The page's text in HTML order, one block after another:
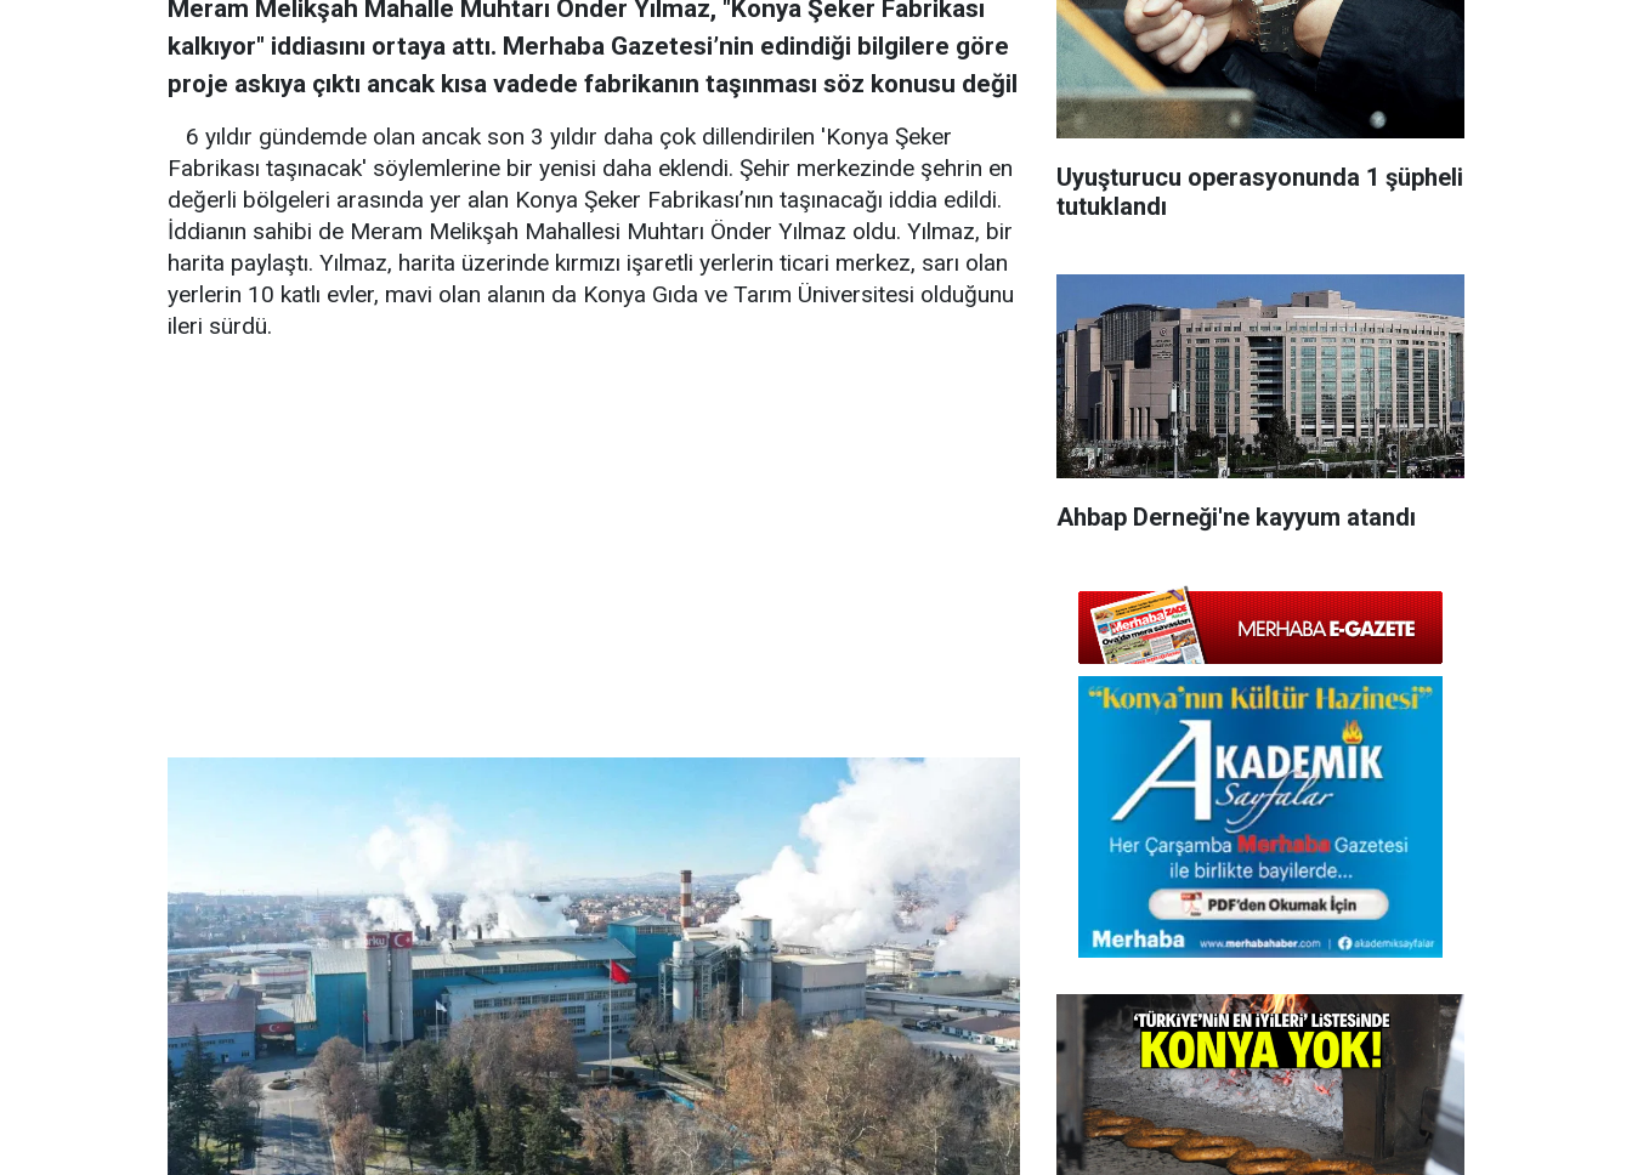
Meram Melikşah Mahalle Muhtarı Önder Yılmaz, "Konya Şeker Fabrikası
kalkıyor" iddiasını ortaya attı. Merhaba Gazetesi’nin edindiği bilgilere göre
proje askıya çıktı ancak kısa vadede fabrikanın taşınması söz konusu değil
6 yıldır gündemde olan ancak son 3 yıldır daha çok dillendirilen 'Konya Şeker
Fabrikası taşınacak' söylemlerine bir yenisi daha eklendi. Şehir merkezinde şehrin en
değerli bölgeleri arasında yer alan Konya Şeker Fabrikası’nın taşınacağı iddia edildi.
İddianın sahibi de Meram Melikşah Mahallesi Muhtarı Önder Yılmaz oldu. Yılmaz, bir
harita paylaştı. Yılmaz, harita üzerinde kırmızı işaretli yerlerin ticari merkez, sarı olan
yerlerin 10 katlı evler, mavi olan alanın da Konya Gıda ve Tarım Üniversitesi olduğunu
ileri sürdü.
Uyuşturucu operasyonunda 1 şüpheli
tutuklandı
Ahbap Derneği'ne kayyum atandı